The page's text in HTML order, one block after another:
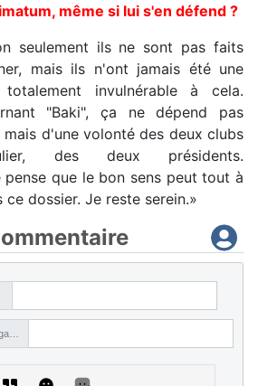
même si lui s'en défend ?
seulement ils ne sont pas faits
mais ils n'ont jamais été une
invulnérable à cela.
"Baki", ça ne dépend pas
mais d'une volonté des deux clubs
des deux présidents.
pense que le bon sens peut tout à
dossier. Je reste serein.»